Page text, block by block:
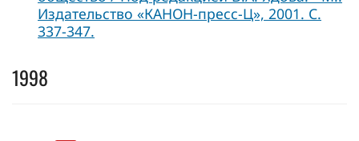
Издательство «КАНОН-пресс-Ц», 2001. C.
337-347.
1998